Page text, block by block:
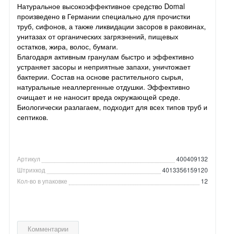
Натуральное высокоэффективное средство Domal
произведено в Германии специально для прочистки
труб, сифонов, а также ликвидации засоров в раковинах,
унитазах от органических загрязнений, пищевых
остатков, жира, волос, бумаги.
Благодаря активным гранулам быстро и эффективно
устраняет засоры и неприятные запахи, уничтожает
бактерии. Состав на основе растительного сырья,
натуральные неаллергенные отдушки. Эффективно
очищает и не наносит вреда окружающей среде.
Биологически разлагаем, подходит для всех типов труб и
септиков.
Артикул
400409132
Штрихкод
4013356159120
Кол-во в упаковке
12
Комментарии